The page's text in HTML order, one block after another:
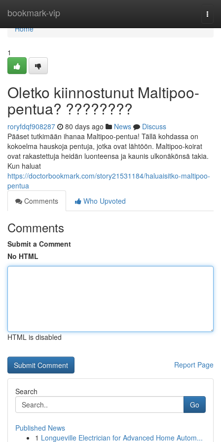
bookmark-vip
Home
Home
1
Oletko kiinnostunut Maltipoo-
pentua? ????????
roryfdqf908287 80 days ago News
Discuss
Pääset tutkimään ihanaa Maltipoo-pentua! Tällä kohdassa on
kokoelma hauskoja pentuja, jotka ovat lähtöön. Maltipoo-koirat
ovat rakastettuja heidän luonteensa ja kaunis ulkonäkönsä takia.
Kun haluat
https://doctorbookmark.com/story21531184/haluaisitko-maltipoo-
pentua
Comments
Who Upvoted
Comments
Submit a Comment
No HTML
HTML is disabled
Report Page
Search
Go
Published News
1 Longueville Electrician for Advanced Home Autom...